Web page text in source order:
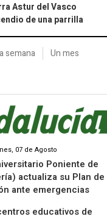
Astur del Vasco
de una parrilla
semana Un mes
07 de Agosto
Poniente de
actualiza su Plan de
ante emergencias
educativos de